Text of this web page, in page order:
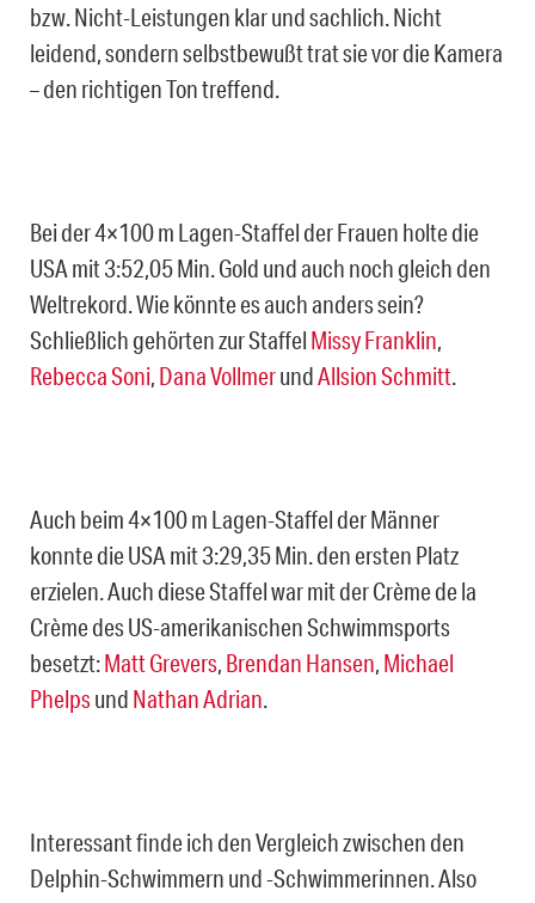
bzw. Nicht-Leistungen klar und sachlich. Nicht
leidend, sondern selbstbewußt trat sie vor die Kamera
– den richtigen Ton treffend.
Bei der 4×100 m Lagen-Staffel der Frauen holte die
USA mit 3:52,05 Min. Gold und auch noch gleich den
Weltrekord. Wie könnte es auch anders sein?
Schließlich gehörten zur Staffel Missy Franklin,
Rebecca Soni, Dana VollmerundAllsion Schmitt.
Auch beim 4×100 m Lagen-Staffel der Männer
konnte die USA mit 3:29,35 Min. den ersten Platz
erzielen. Auch diese Staffel war mit der Crème de la
Crème des US-amerikanischen Schwimmsports
besetzt:Matt Grevers, Brendan Hansen, Michael
Phelpsund Nathan Adrian.
Interessant finde ich den Vergleich zwischen den
Delphin-Schwimmern und -Schwimmerinnen. Also